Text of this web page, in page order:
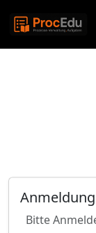
Anmeldung
Bitte